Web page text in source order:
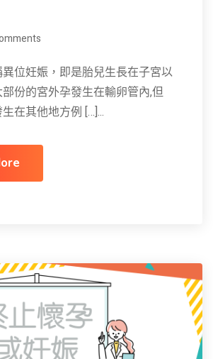
位妊娠，即是胎兒生長在子宮以
份的宮外孕發生在輸卵管內,但
在其他地方例 […]...